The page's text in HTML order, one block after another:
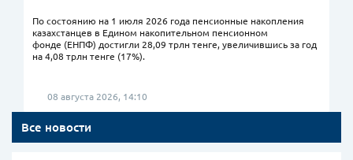
Все новости
По состоянию на 1 июля 2026 года пенсионные накопления
казахстанцев в Едином накопительном пенсионном
фонде (ЕНПФ) достигли 28,09 трлн тенге, увеличившись за год
на 4,08 трлн тенге (17%).
08 августа 2026, 14:10